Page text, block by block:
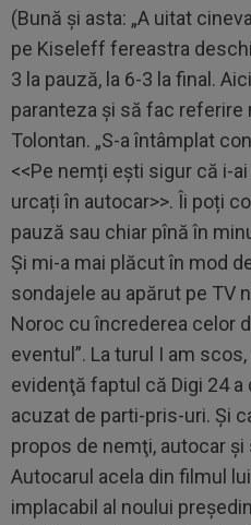
(Bună şi asta: „A uitat
pe Kiseleff fereastra
3 la pauză, la 6-3 la final.
paranteza şi să fac referire
Tolontan. „S-a întâmplat
<<Pe nemți ești sigur că i-
urcați în autocar>>. Îi poți
pauză sau chiar pînă în
Şi mi-a mai plăcut în mod
sondajele au apărut pe TV
Noroc cu încrederea celor
eventul”. La turul I am
evidenţă faptul că Digi 24
acuzat de parti-pris-uri. Şi
propos de nemţi, autocar
Autocarul acela din filmul
implacabil al noului